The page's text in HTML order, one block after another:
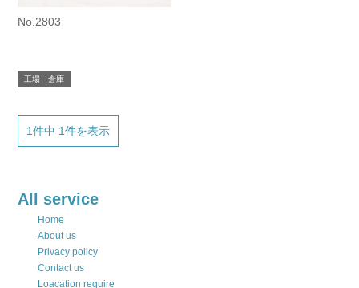
No.2803
工場 倉庫
1件中 1件を表示
All service
Home
About us
Privacy policy
Contact us
Loacation require